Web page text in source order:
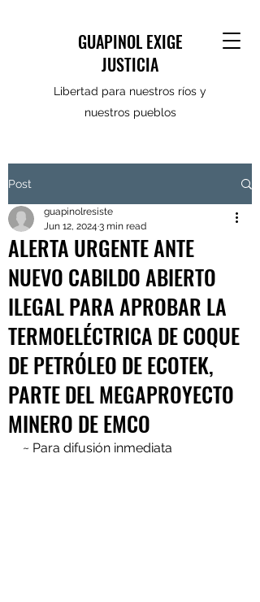
GUAPINOL EXIGE
JUSTICIA
Libertad para nuestros ríos y
nuestros pueblos
Post
ALERTA URGENTE ANTE
NUEVO CABILDO ABIERTO
ILEGAL PARA APROBAR LA
TERMOELÉCTRICA DE COQUE
DE PETRÓLEO DE ECOTEK,
PARTE DEL MEGAPROYECTO
MINERO DE EMCO
guapinolresiste
Jun 12, 2024 3 min read
~ Para difusión inmediata